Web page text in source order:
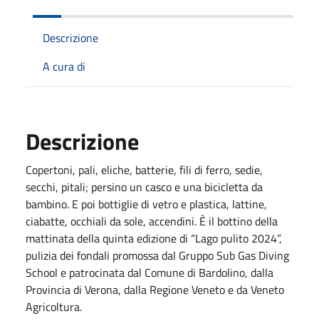
Descrizione
A cura di
Descrizione
Copertoni, pali, eliche, batterie, fili di ferro, sedie,
secchi, pitali; persino un casco e una bicicletta da
bambino. E poi bottiglie di vetro e plastica, lattine,
ciabatte, occhiali da sole, accendini. È il bottino della
mattinata della quinta edizione di “Lago pulito 2024”,
pulizia dei fondali promossa dal Gruppo Sub Gas Diving
School e patrocinata dal Comune di Bardolino, dalla
Provincia di Verona, dalla Regione Veneto e da Veneto
Agricoltura.